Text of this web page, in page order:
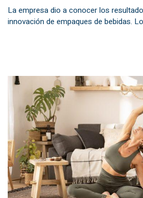
La empresa dio a conocer los
innovación de empaques de bebidas.